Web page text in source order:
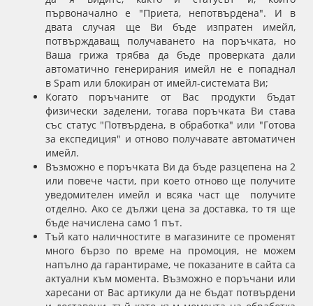
първоначално е "Приета, непотвърдена". И в
двата случая ще Ви бъде изпратен имейл,
потвърждаващ получаването на поръчката, но
Ваша грижа трябва да бъде проверката дали
автоматично генерирания имейл не е попаднал
в Spam или блокиран от имейл-системата Ви;
Когато поръчаните от Вас продукти бъдат
физически заделени, тогава поръчката Ви става
със статус "Потвърдена, в обработка" или "Готова
за експедиция" и отново получавате автоматичен
имейл.
Възможно е поръчката Ви да бъде разцепена на 2
или повече части, при което отново ще получите
уведомителен имейл и всяка част ще получите
отделно. Ако се дължи цена за доставка, то тя ще
бъде начислена само 1 път.
Тъй като наличностите в магазините се променят
много бързо по време на промоция, не можем
напълно да гарантираме, че показаните в сайта са
актуални към момента. Възможно е поръчани или
харесани от Вас артикули да не бъдат потвърдени